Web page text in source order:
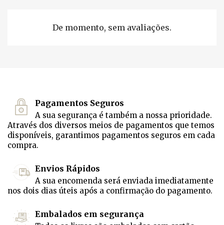
De momento, sem avaliações.
Pagamentos Seguros
A sua segurança é também a nossa prioridade.
Através dos diversos meios de pagamentos que temos
disponíveis, garantimos pagamentos seguros em cada
compra.
Envios Rápidos
A sua encomenda será enviada imediatamente
nos dois dias úteis após a confirmação do pagamento.
Embalados em segurança